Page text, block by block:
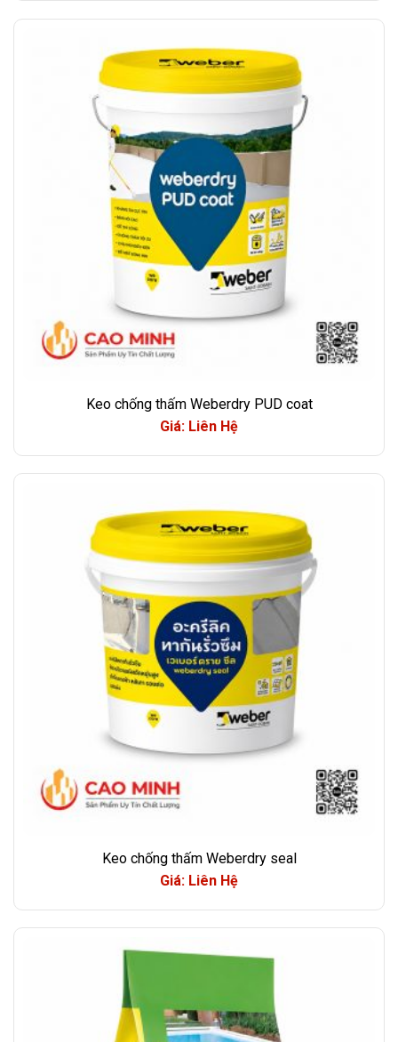
Keo chống thấm Weberdry PUD coat
Giá: Liên Hệ
Keo chống thấm Weberdry seal
Giá: Liên Hệ